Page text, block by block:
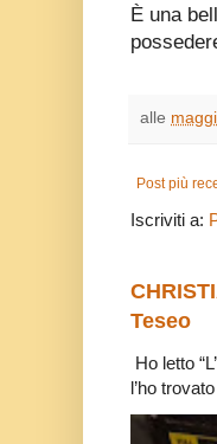
È una
alle
Post più
Iscriviti a:
Teseo
Ho letto
l’ho